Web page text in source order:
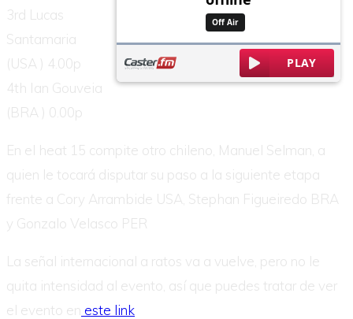
3rd Lucas
Santamaria
(USA ) 4.00p
4th Ian Gouveia
(BRA ) 0.00p
En el heat 15 compite otro chileno, Manuel Selman, a
quien le tocará disputar su paso a la siguiente etapa
frente a Cory Arrambide USA, Stephan Figueiredo BRA
y Gonzalo Velasco PER
La señal internacional a ratos va a vuelve, pero no le
quita intensidad al evento, así que puedes tratar de ver
el evento en este link